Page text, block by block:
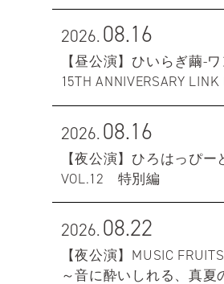
2026.08.16
【昼公演】ひいらぎ繭-
15TH ANNIVERSARY LINK
2026.08.16
【夜公演】ひろはっぴ
VOL.12 特別編
2026.08.22
【夜公演】MUSIC
～音に酔いしれる、真夏